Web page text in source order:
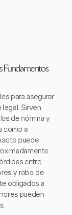
Fundamentos
para asegurar
Sirven
de nómina y
como a
puede
entre
y robo de
obligados a
pueden